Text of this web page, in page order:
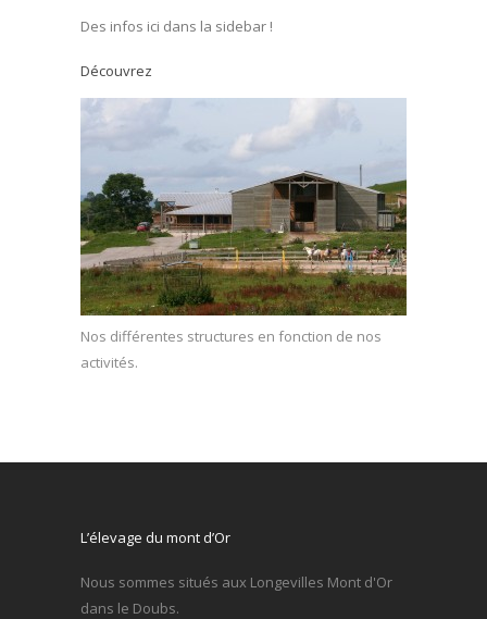
Des infos ici dans la sidebar !
Découvrez
Nos différentes structures en fonction de nos
activités.
L’élevage du mont d’Or
Nous sommes situés aux Longevilles Mont d'Or
dans le Doubs.